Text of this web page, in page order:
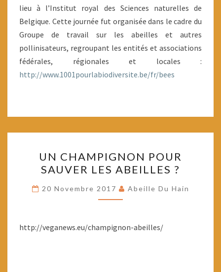
lieu à l’Institut royal des Sciences naturelles de
Belgique. Cette journée fut organisée dans le cadre du
Groupe de travail sur les abeilles et autres
pollinisateurs, regroupant les entités et associations
fédérales, régionales et locales :
http://www.1001pourlabiodiversite.be/fr/bees
CHAMPIGNON
POUR
SAUVER
LES
?
UN CHAMPIGNON POUR
SAUVER LES ABEILLES ?
20 Novembre 2017 Abeille Du Hain
http://veganews.eu/champignon-abeilles/